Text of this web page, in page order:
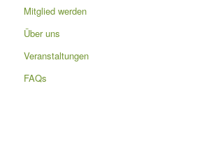
Mitglied werden
Über uns
Veranstaltungen
FAQs